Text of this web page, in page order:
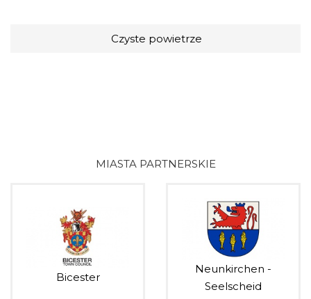
Czyste powietrze
MIASTA PARTNERSKIE
Bicester
Neunkirchen -
Seelscheid